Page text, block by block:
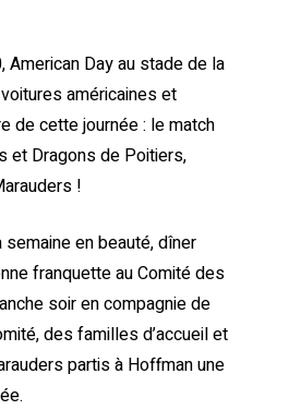
American Day au stade de la
américaines et
de cette journée : le match
et Dragons de Poitiers,
!
en beauté, dîner
franquette au Comité des
soir en compagnie de
des familles d’accueil et
partis à Hoffman une